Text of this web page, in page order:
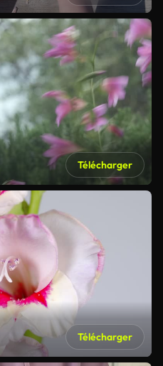
Télécharger
Télécharger